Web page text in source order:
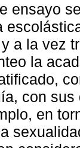
ensayo
a la vez
la
con
en